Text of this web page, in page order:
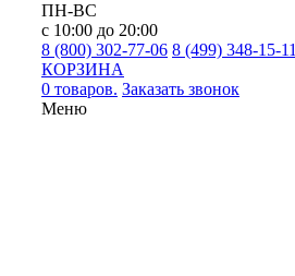
ПН-ВС
с 10:00 до 20:00
8 (800) 302-77-06 8 (499) 348-15-11
КОРЗИНА
0 товаров. Заказать звонок
Меню